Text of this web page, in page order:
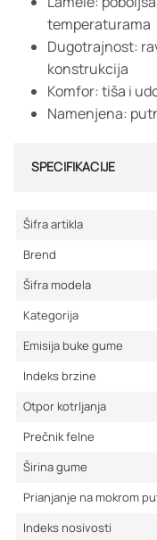
temperaturama
Dugotrajnost:
konstrukcija
Komfor: tiša i
Namenjena:
SPECIFIKACIJE
Šifra artikla
Brend
Šifra modela
Kategorija
Emisija buke gume
Indeks brzine
Otpor kotrljanja
Prečnik felne
Širina gume
Prianjanje na mokrom
Indeks nosivosti